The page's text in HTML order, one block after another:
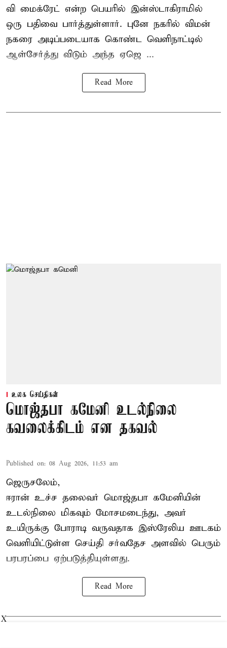
வி மைக்ரேட் என்ற பெயரில் இன்ஸ்டாகிராமில்
ஒரு பதிவை பார்த்துள்ளார். புனே நகரில் விமன்
நகரை அடிப்படையாக கொண்ட வெளிநாட்டில்
ஆள்சேர்த்து விடும் அந்த ஏஜெ ...
Read More
உலக செய்திகள்
மொஜ்தபா கமேனி உடல்நிலை
கவலைக்கிடம் என தகவல்
Published on: 08 Aug 2026, 11:53 am
ஜெருசலேம்,
ஈரான் உச்ச தலைவர் மொஜ்தபா கமேனியின்
உடல்நிலை மிகவும் மோசமடைந்து, அவர்
உயிருக்கு போராடி வருவதாக இஸ்ரேலிய ஊடகம்
வெளியிட்டுள்ள செய்தி சர்வதேச அளவில் பெரும்
பரபரப்பை ஏற்படுத்தியுள்ளது.
Read More
X